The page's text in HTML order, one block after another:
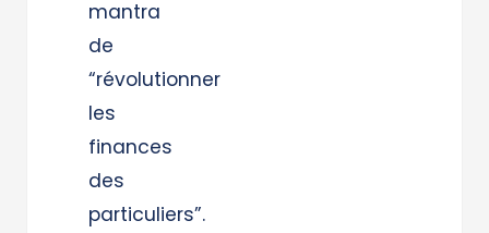
mantra
de
“révolutionner
les
finances
des
particuliers”.